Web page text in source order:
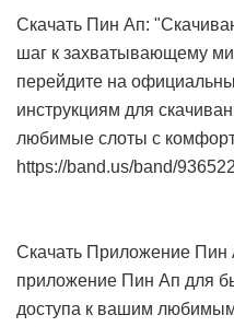
Скачать Пин Ап:
шаг к захватывающему
перейдите на
инструкциям для
любимые слоты с
https://band.us/band/
Скачать Приложение Пин
приложение Пин Ап для
доступа к вашим